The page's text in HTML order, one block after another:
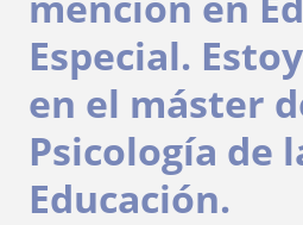
Especial.
en el máster
Psicología de
Educación.